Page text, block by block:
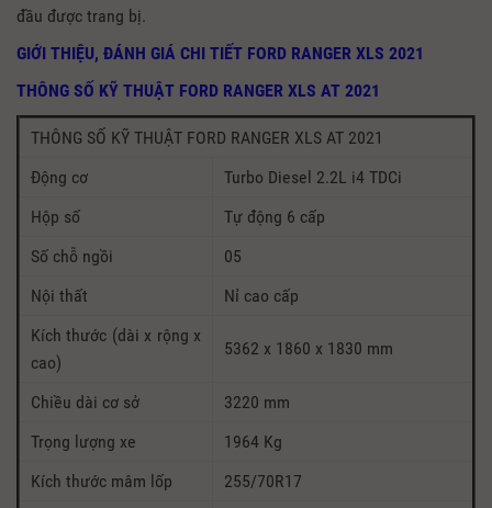
đầu được trang bị.
GIỚI THIỆU, ĐÁNH GIÁ CHI TIẾT FORD RANGER XLS 2021
THÔNG SỐ KỸ THUẬT FORD RANGER XLS AT 2021
THÔNG SỐ KỸ THUẬT FORD RANGER XLS AT 2021
Động cơ
Turbo Diesel 2.2L i4 TDCi
Hộp số
Tự động 6 cấp
Số chỗ ngồi
05
Nội thất
Nỉ cao cấp
Kích thước (dài x rộng x
cao)
5362 x 1860 x 1830 mm
Chiều dài cơ sở
3220 mm
Trọng lượng xe
1964 Kg
Kích thước mâm lốp
255/70R17